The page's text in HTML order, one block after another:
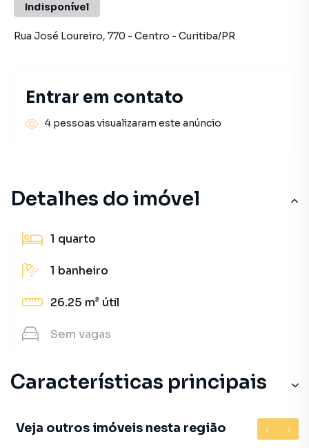
Detalhes do imóvel
1 quarto
1 banheiro
26.25 m² útil
Sem vagas
Características principais
Veja outros imóveis nesta região
Indisponível
Rua José Loureiro, 770 - Centro - Curitiba/PR
Entrar em contato
4 pessoas visualizaram este anúncio